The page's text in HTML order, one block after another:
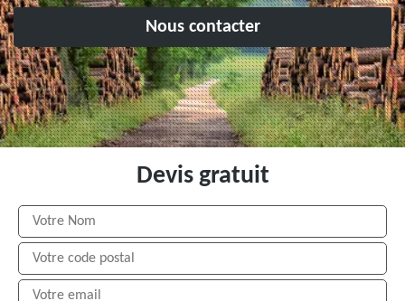
Nous contacter
Devis gratuit